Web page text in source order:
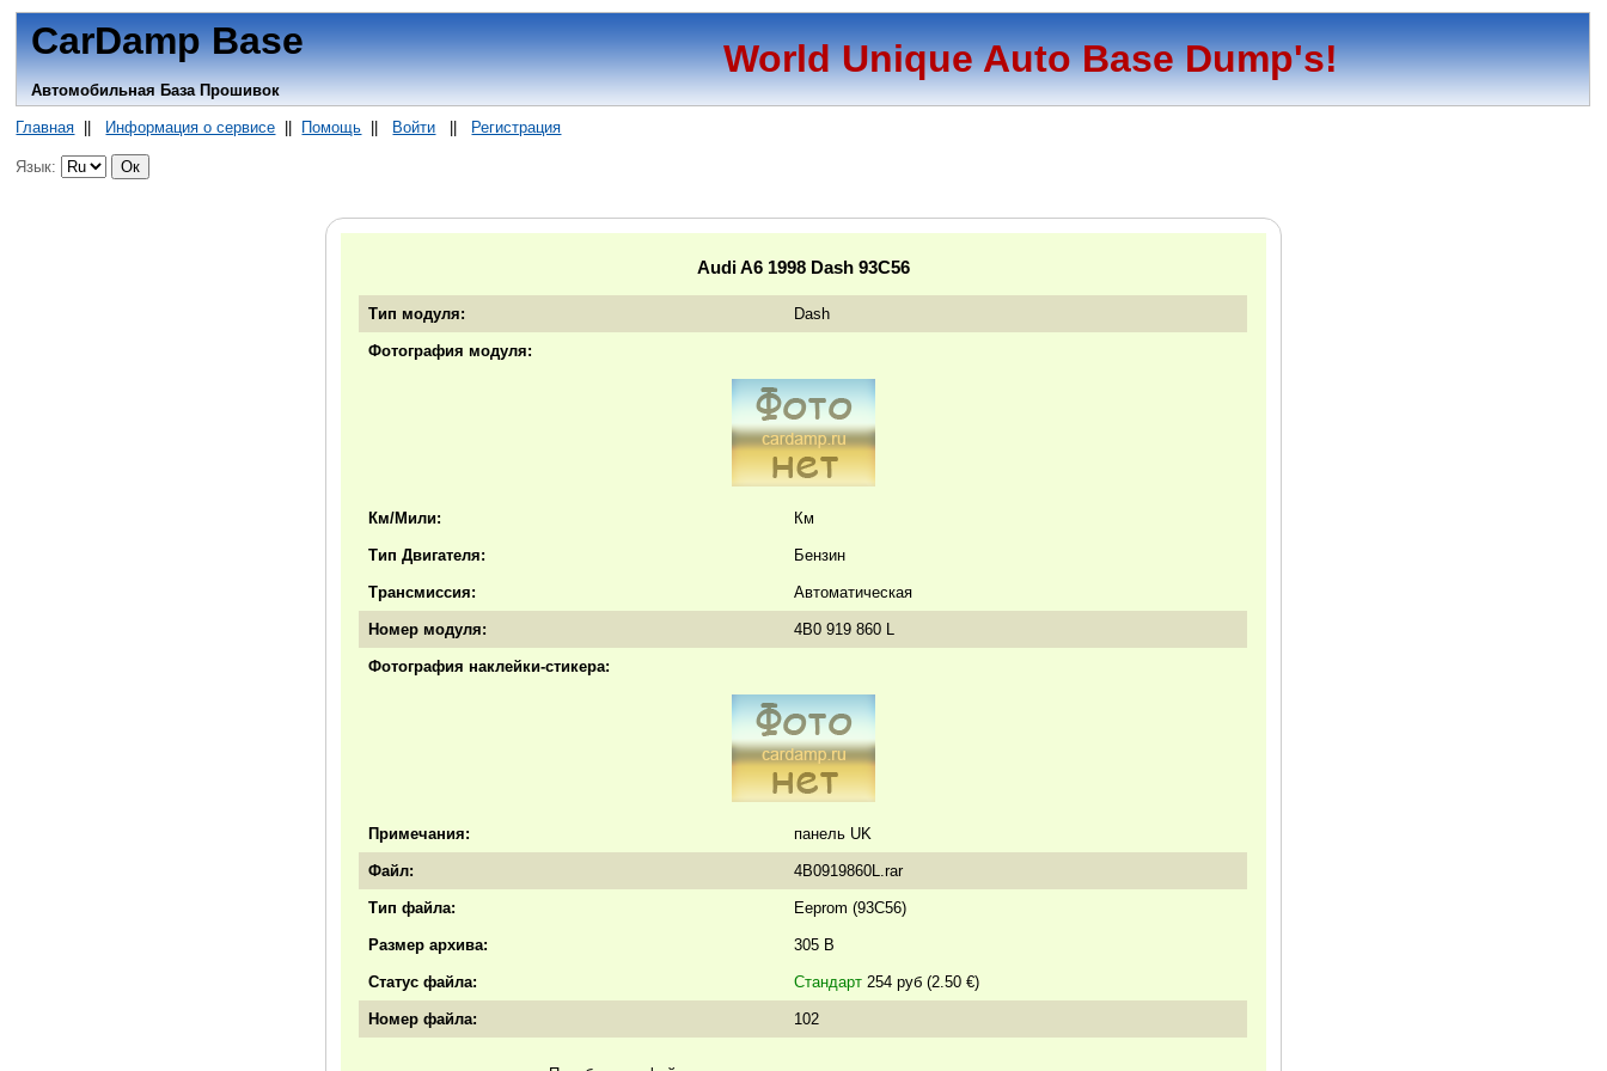
CarDamp Base
Автомобильная База Прошивок
World Unique Auto Base Dump's!
Главная Информация о сервисе Помощь Войти Регистрация
Язык:
Audi A6 1998 Dash 93C56
Тип модуля: Dash
Фотография модуля:
Км/Мили: Км
Тип Двигателя: Бензин
Трансмиссия: Автоматическая
Номер модуля: 4B0 919 860 L
Фотография наклейки-стикера:
Примечания: панель UK
Файл: 4B0919860L.rar
Тип файла: Eeprom (93C56)
Размер архива: 305 B
Статус файла: Стандарт 254 руб (2.50 €)
Номер файла: 102